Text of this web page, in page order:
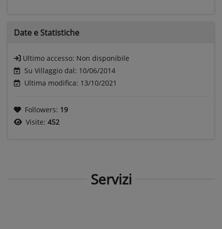
Date e Statistiche
Ultimo accesso: Non disponibile
Su Villaggio dal: 10/06/2014
Ultima modifica: 13/10/2021
Followers: 19
Visite: 452
Servizi